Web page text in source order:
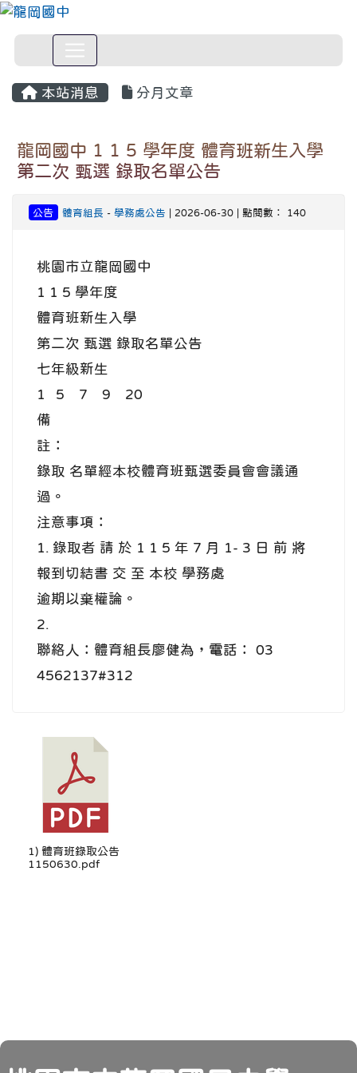
本站消息 分月文章
龍岡國中 1 1 5 學年度 體育班新生入學
第二次 甄選 錄取名單公告
公告 體育組長 - 學務處公告 | 2026-06-30 | 點閱數： 140
桃園市立龍岡國中
1 1 5 學年度
體育班新生入學
第二次 甄選 錄取名單公告
七年級新生
1 5 7 9 20
備
註：
錄取 名單經本校體育班甄選委員會會議通
過。
注意事項：
1. 錄取者 請 於 1 1 5 年 7 月 1- 3 日 前 將
報到切結書 交 至 本校 學務處
逾期以棄權論。
2.
聯絡人：體育組長廖健為，電話： 03
4562137#312
1) 體育班錄取公告
1150630.pdf
頁尾